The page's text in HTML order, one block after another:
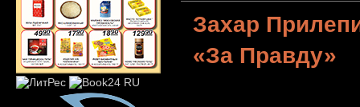
Захар
«За Правду»